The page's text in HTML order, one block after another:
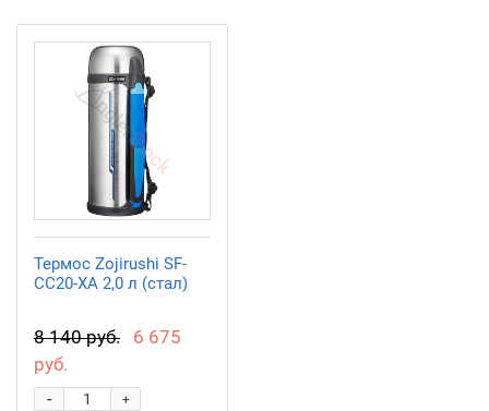
Термос Zojirushi SF-
CC20-XA 2,0 л (стал)
8 140 руб.
6 675
руб.
+
-